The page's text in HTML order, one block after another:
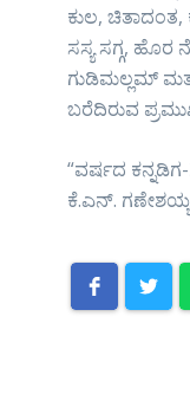
ಕುಲ, ಚಿತಾದಂತ,
ಸಸ್ಯ ಸಗ್ಗ,
ಗುಡಿಮಲ್ಲಮ್
ಬರೆದಿರುವ
“ವರ್ಷದ
ಕೆ.ಎನ್.